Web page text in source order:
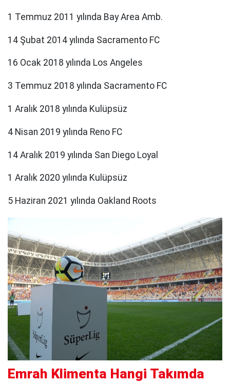
1 Temmuz 2011 yılında Bay Area Amb.
14 Şubat 2014 yılında Sacramento FC
16 Ocak 2018 yılında Los Angeles
3 Temmuz 2018 yılında Sacramento FC
1 Aralık 2018 yılında Kulüpsüz
4 Nisan 2019 yılında Reno FC
14 Aralık 2019 yılında San Diego Loyal
1 Aralık 2020 yılında Kulüpsüz
5 Haziran 2021 yılında Oakland Roots
Emrah Klimenta Hangi Takımda